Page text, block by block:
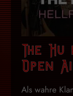
The
Open
Als wahre